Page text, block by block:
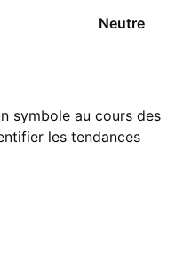
Neutre
symbole au cours des
les tendances